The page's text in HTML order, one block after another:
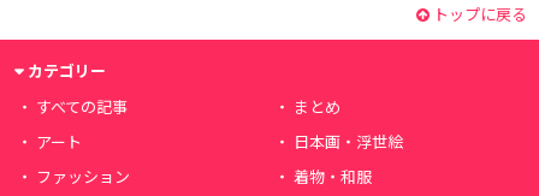
トップに戻る
カテゴリー
すべての記事
まとめ
アート
日本画・浮世絵
ファッション
着物・和服